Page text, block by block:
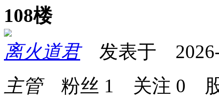
108楼
离火道君发表于 2026-
主管粉丝 1 关注 0